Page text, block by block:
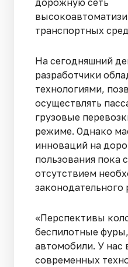
дорожную сеть
транспортных
На сегодняшний
разработчики
технологиями,
осуществлять
грузовые
режиме. Однако
инноваций на
пользования пока
отсутствием
законодательного
«Перспективы
беспилотные
автомобили. У нас
современных